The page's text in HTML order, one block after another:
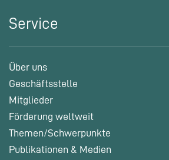
Service
Über uns
Geschäftsstelle
Mitglieder
Förderung weltweit
Themen/Schwerpunkte
Publikationen & Medien